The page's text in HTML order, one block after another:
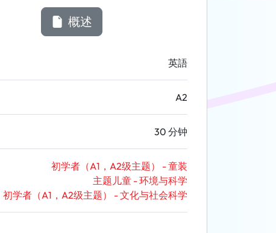
概述
英語
A2
30 分钟
初学者（A1，A2级主题） - 童装
主题儿童 - 环境与科学
初学者（A1，A2级主题） - 文化与社会科学